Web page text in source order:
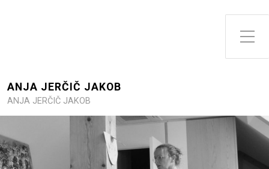
Toggle Side Menu
ANJA JERČIČ JAKOB
ANJA JERČIČ JAKOB